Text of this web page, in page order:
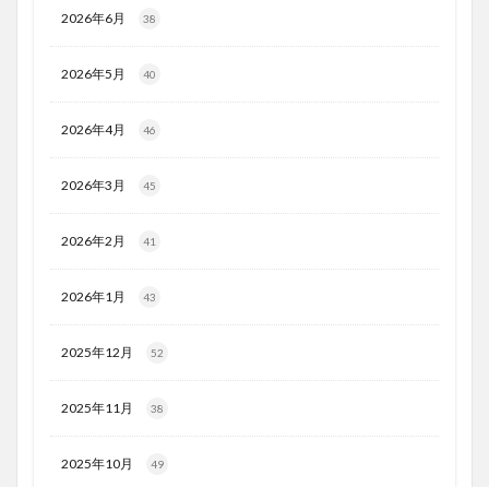
2026年6月 38
2026年5月 40
2026年4月 46
2026年3月 45
2026年2月 41
2026年1月 43
2025年12月 52
2025年11月 38
2025年10月 49